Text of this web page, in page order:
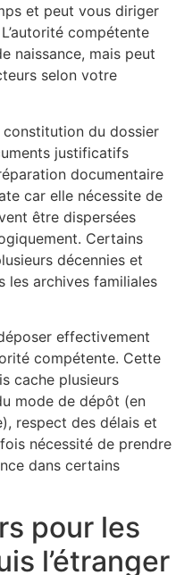
et peut vous diriger
compétente
naissance, mais peut
selon votre
du dossier
justificatifs
documentaire
car elle nécessite de
être dispersées
Certains
décennies et
les archives familiales
effectivement
compétente. Cette
cache plusieurs
mode de dépôt (en
respect des délais et
nécessité de prendre
dans certains
pour les
l’étranger